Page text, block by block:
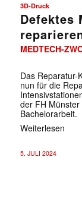
3D-Druck
Defektes
MEDTECH-
Das Reparatur-
nun für die
der FH
Bachelorarbeit.
Weiterlesen
5. JULI 2024